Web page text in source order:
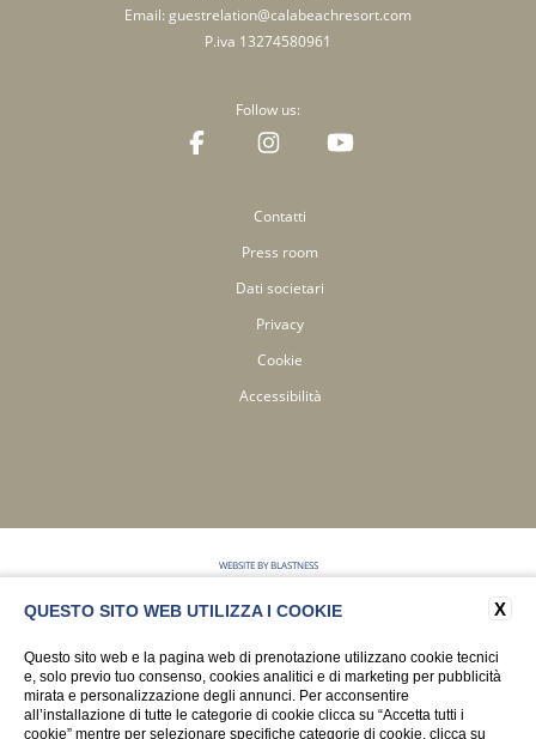
Email: guestrelation@calabeachresort.com
P.iva 13274580961
Follow us:
Contatti
Press room
Dati societari
Privacy
Cookie
Accessibilità
WEBSITE BY BLASTNESS
X
QUESTO SITO WEB UTILIZZA I COOKIE
Questo sito web e la pagina web di prenotazione utilizzano cookie tecnici
e, solo previo tuo consenso, cookies analitici e di marketing per pubblicità
mirata e personalizzazione degli annunci. Per acconsentire
all’installazione di tutte le categorie di cookie clicca su “Accetta tutti i
cookie” mentre per selezionare specifiche categorie di cookie, clicca su